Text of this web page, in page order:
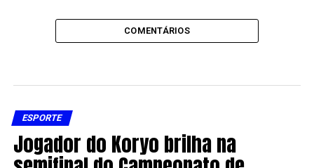
COMENTÁRIOS
ESPORTE
Jogador do Koryo brilha na